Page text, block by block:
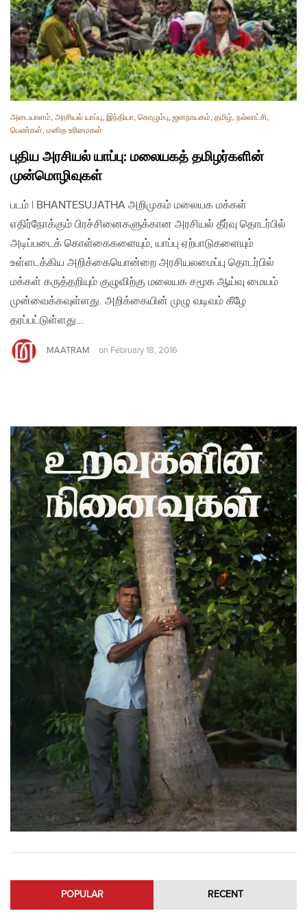
அடையாளம், அரசியல் யாப்பு, இந்தியா, கொழும்பு, ஜனநாயகம், தமிழ், நல்லாட்சி,
பெண்கள், மனித உரிமைகள்
புதிய அரசியல் யாப்பு: மலையகத் தமிழர்களின்
முன்மொழிவுகள்
படம் | BHANTESUJATHA அறிமுகம் மலையக மக்கள்
எதிர்நோக்கும் பிரச்சினைகளுக்கான அரசியல் தீர்வு தொடர்பில்
அடிப்படைக் கொள்கைகளையும், யாப்பு ஏற்பாடுகளையும்
உள்ளடக்கிய அறிக்கையொன்றை அரசியலமைப்பு தொடர்பில்
மக்கள் கருத்தறியும் குழுவிற்கு மலையக சமூக ஆய்வு மையம்
முன்வைக்கவுள்ளது. அறிக்கையின் முழு வடிவம் கீழே
தரப்பட்டுள்ளது…
MAATRAM on February 18, 2016
POPULAR RECENT